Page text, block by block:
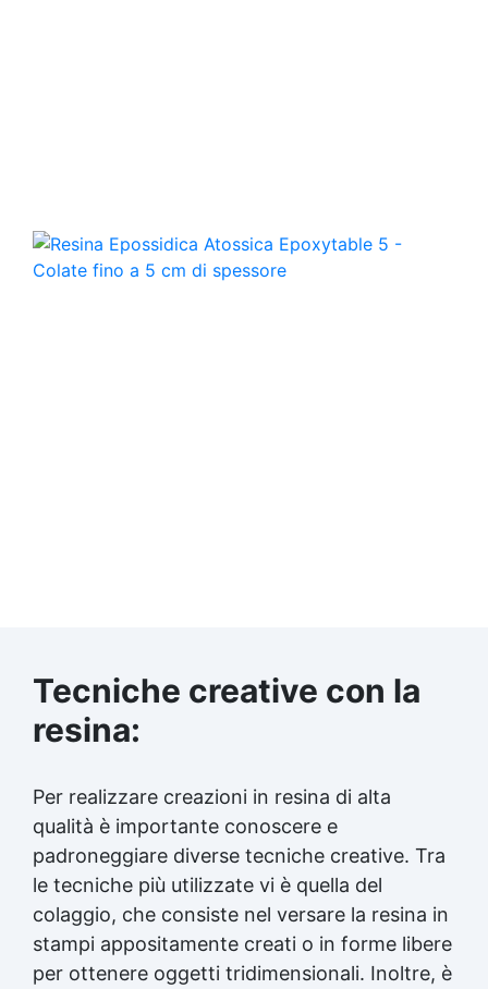
Tecniche creative con la
resina:
Per realizzare creazioni in resina di alta
qualità è importante conoscere e
padroneggiare diverse tecniche creative. Tra
le tecniche più utilizzate vi è quella del
colaggio, che consiste nel versare la resina in
stampi appositamente creati o in forme libere
per ottenere oggetti tridimensionali. Inoltre, è